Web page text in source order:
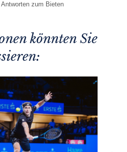
Antworten zum Bieten
könnten Sie